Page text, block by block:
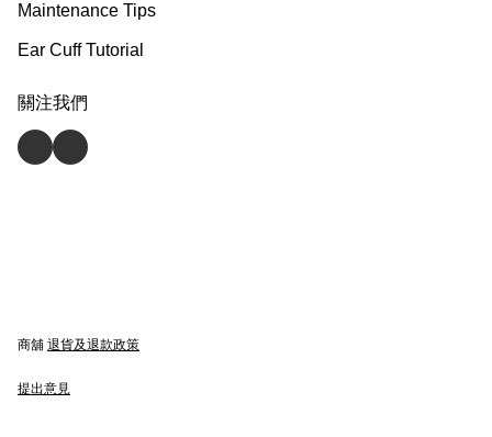
Maintenance Tips
Ear Cuff Tutorial
關注我們
商舖 退貨及退款政策
提出意見